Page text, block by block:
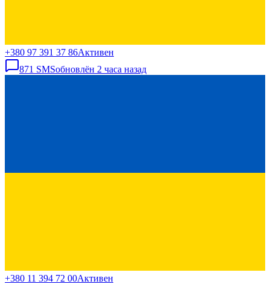
+380 97 391 37 86Активен
871 SMSобновлён 2 часа назад
+380 11 394 72 00Активен